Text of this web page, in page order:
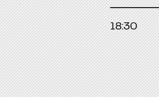
18:30